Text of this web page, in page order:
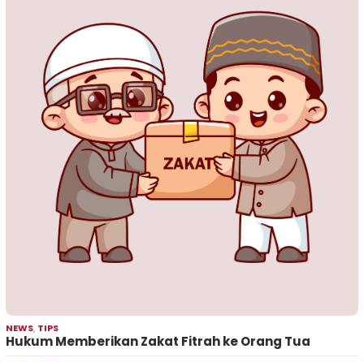
NEWS, TIPS
Hukum Memberikan Zakat Fitrah ke Orang Tua